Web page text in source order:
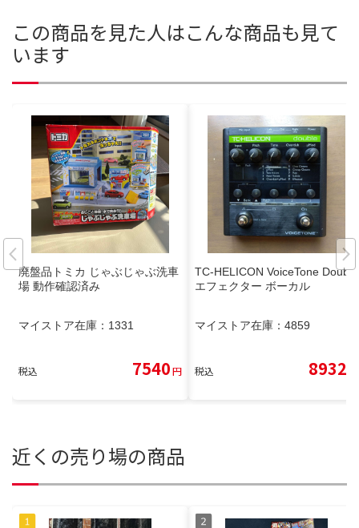
この商品を見た人はこんな商品も見て
います
廃盤品トミカ じゃぶじゃぶ洗車
場 動作確認済み
マイストア在庫： 1331
税込 7540円
TC-HELICON VoiceTone Double
エフェクター ボーカル
マイストア在庫： 4859
税込 8932
近くの売り場の商品